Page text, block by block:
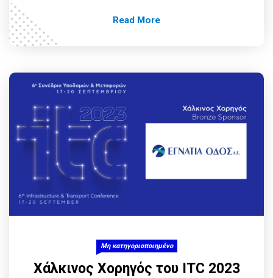
Read More
Μη κατηγοριοποιημένο
Χάλκινος Χορηγός του ITC 2023